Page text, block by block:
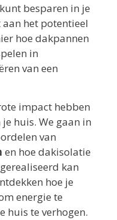
besparen in je
het potentieel
hoe dakpannen
in
van een
impact hebben
huis. We gaan in
van
en hoe dakisolatie
kan
hoe je
energie te
huis te verhogen.